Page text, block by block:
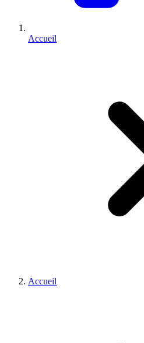
Accueil
Accueil